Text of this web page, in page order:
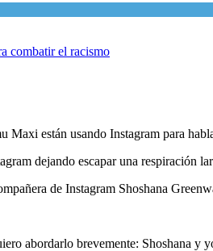
están usando Instagram para
dejando escapar una respiración
de Instagram Shoshana
abordarlo brevemente: Shoshana y